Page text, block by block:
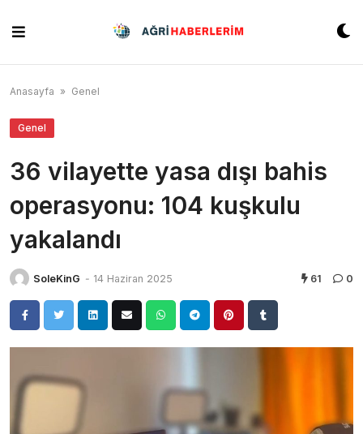
content
Anasayfa » Genel
Genel
36 vilayette yasa dışı bahis
operasyonu: 104 kuşkulu
yakalandı
SoleKinG - 14 Haziran 2025 61 0